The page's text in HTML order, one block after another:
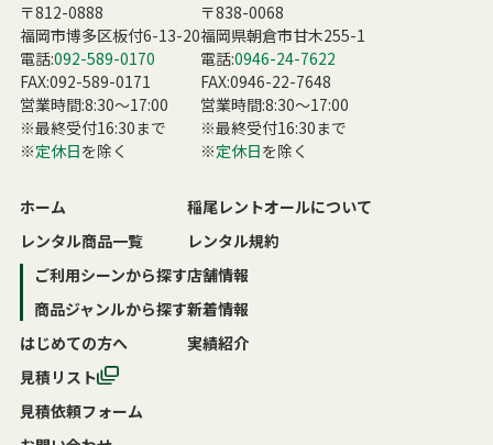
〒812-0888
福岡市博多区板付6-13-20
電話:092-589-0170
FAX:092-589-0171
営業時間:8:30〜17:00
※最終受付16:30まで
※定休日を除く
〒838-0068
福岡県朝倉市甘木255-1
電話:0946-24-7622
FAX:0946-22-7648
営業時間:8:30〜17:00
※最終受付16:30まで
※定休日を除く
ホーム
レンタル商品一覧
ご利用シーンから探す
商品ジャンルから探す
はじめての方へ
稲尾レントオールについて
レンタル規約
店舗情報
新着情報
実績紹介
見積リスト
見積依頼フォーム